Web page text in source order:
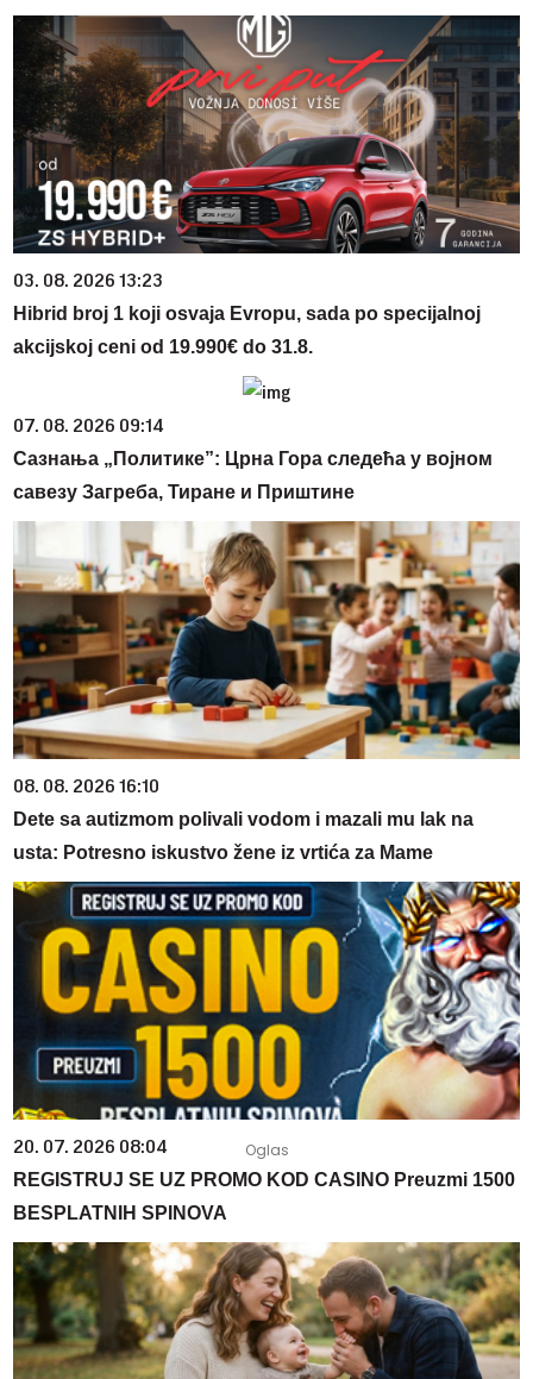
03. 08. 2026 13:23
Hibrid broj 1 koji osvaja Evropu, sada po specijalnoj
akcijskoj ceni od 19.990€ do 31.8.
07. 08. 2026 09:14
Сазнања „Политике”: Црна Гора следећа у војном
савезу Загреба, Тиране и Приштине
08. 08. 2026 16:10
Dete sa autizmom polivali vodom i mazali mu lak na
usta: Potresno iskustvo žene iz vrtića za Mame
20. 07. 2026 08:04
REGISTRUJ SE UZ PROMO KOD CASINO Preuzmi 1500
BESPLATNIH SPINOVA